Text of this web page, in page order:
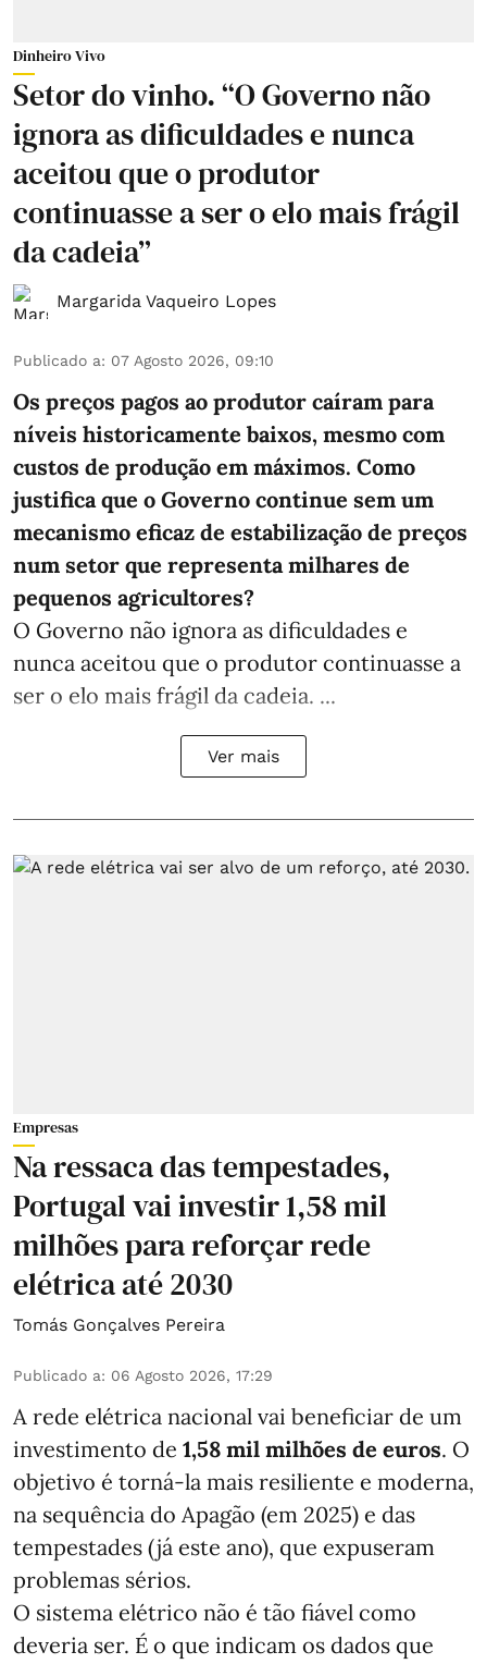
Dinheiro Vivo
Setor do vinho. “O Governo não
ignora as dificuldades e nunca
aceitou que o produtor
continuasse a ser o elo mais frágil
da cadeia”
Margarida Vaqueiro Lopes
Publicado a: 07 Agosto 2026, 09:10
Os preços pagos ao produtor caíram para
níveis historicamente baixos, mesmo com
custos de produção em máximos. Como
justifica que o Governo continue sem um
mecanismo eficaz de estabilização de preços
num setor que representa milhares de
pequenos agricultores?
O Governo não ignora as dificuldades e
nunca aceitou que o produtor continuasse a
ser o elo mais frágil da cadeia. ...
Ver mais
Empresas
Na ressaca das tempestades,
Portugal vai investir 1,58 mil
milhões para reforçar rede
elétrica até 2030
Tomás Gonçalves Pereira
Publicado a: 06 Agosto 2026, 17:29
A rede elétrica nacional vai beneficiar de um
investimento de 1,58 mil milhões de euros. O
objetivo é torná-la mais resiliente e moderna,
na sequência do Apagão (em 2025) e das
tempestades (já este ano), que expuseram
problemas sérios.
O sistema elétrico não é tão fiável como
deveria ser. É o que indicam os dados que